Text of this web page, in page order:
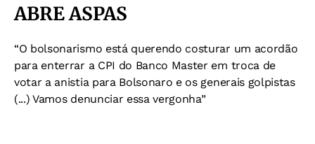
ABRE ASPAS
“O bolsonarismo está querendo costurar um acordão
para enterrar a CPI do Banco Master em troca de
votar a anistia para Bolsonaro e os generais golpistas
(...) Vamos denunciar essa vergonha”